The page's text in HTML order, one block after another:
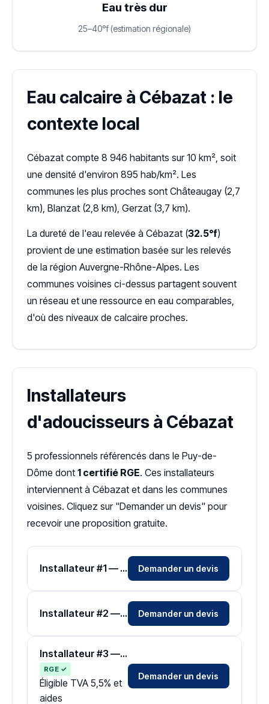
Eau très dur
25–40°f (estimation régionale)
Eau calcaire à Cébazat : le
contexte local
Cébazat compte 8 946 habitants sur 10 km², soit
une densité d'environ 895 hab/km². Les
communes les plus proches sont Châteaugay (2,7
km), Blanzat (2,8 km), Gerzat (3,7 km).
La dureté de l'eau relevée à Cébazat (32.5°f)
provient de une estimation basée sur les relevés
de la région Auvergne-Rhône-Alpes. Les
communes voisines ci-dessus partagent souvent
un réseau et une ressource en eau comparables,
d'où des niveaux de calcaire proches.
Installateurs
d'adoucisseurs à Cébazat
5 professionnels référencés dans le Puy-de-
Dôme dont 1 certifié RGE. Ces installateurs
interviennent à Cébazat et dans les communes
voisines. Cliquez sur "Demander un devis" pour
recevoir une proposition gratuite.
Installateur #1 — Zone Puy-de-Dôme Demander un devis
Installateur #2 — Zone Puy-de-Dôme Demander un devis
Installateur #3 — Zone Puy-de-Dôme
RGE ✓
Éligible TVA 5,5% et
aides
Demander un devis